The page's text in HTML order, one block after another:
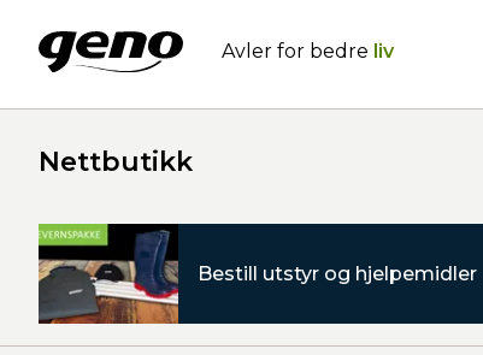
Avler for bedre liv
Nettbutikk
Bestill utstyr og hjelpemidler